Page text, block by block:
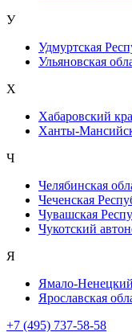
У
Удмуртская
Ульяновская
Х
Хабаровский
Ханты-
Ч
Челябинская
Чеченская
Чувашская
Чукотский
Я
Ямало-
Ярославская
+7 (495) 737-58-58